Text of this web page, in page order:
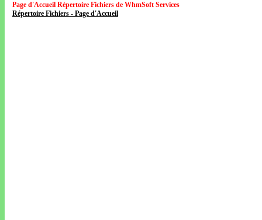
Page d'Accueil Répertoire Fichiers de WhmSoft Services
Répertoire Fichiers - Page d'Accueil